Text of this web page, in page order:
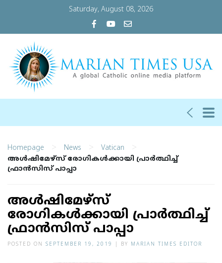
Saturday, August 08, 2026
Homepage > News > Vatican >
അള്‍ഷിമേഴ്‌സ് രോഗികള്‍ക്കായി പ്രാര്‍ത്ഥിച്ച്
ഫ്രാന്‍സിസ് പാപ്പാ
അള്‍ഷിമേഴ്‌സ്
രോഗികള്‍ക്കായി പ്രാര്‍ത്ഥിച്ച്
ഫ്രാന്‍സിസ് പാപ്പാ
POSTED ON SEPTEMBER 19, 2019 BY MARIAN TIMES EDITOR